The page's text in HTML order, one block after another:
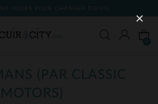
POUR CHANGER D'AVIS
(PAR CLASSIC